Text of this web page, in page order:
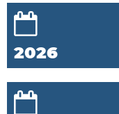
2026